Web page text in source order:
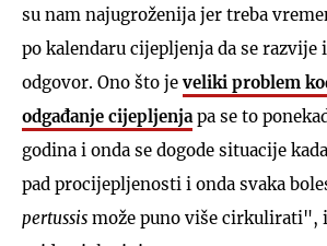
su nam najugroženija jer treba
po kalendaru cijepljenja da se razvije
odgovor. Ono što jeveliki problem
odgađanje cijepljenja pa se to
godina i onda se dogode situacije
pad procijepljenosti i onda svaka
pertussis može puno više cirkulirati",